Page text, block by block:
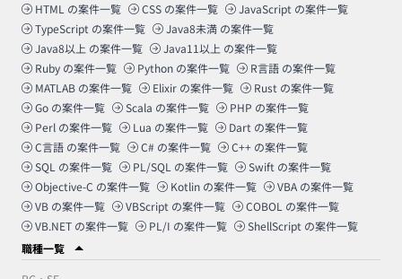
HTML の案件一覧 CSS の案件一覧 JavaScript の案件一覧
TypeScript の案件一覧 Java8未満 の案件一覧
Java8以上 の案件一覧 Java11以上 の案件一覧
Ruby の案件一覧 Python の案件一覧 R言語 の案件一覧
MATLAB の案件一覧 Elixir の案件一覧 Rust の案件一覧
Go の案件一覧 Scala の案件一覧 PHP の案件一覧
Perl の案件一覧 Lua の案件一覧 Dart の案件一覧
C言語 の案件一覧 C# の案件一覧 C++ の案件一覧
SQL の案件一覧 PL/SQL の案件一覧 Swift の案件一覧
Objective-C の案件一覧 Kotlin の案件一覧 VBA の案件一覧
VB の案件一覧 VBScript の案件一覧 COBOL の案件一覧
VB.NET の案件一覧 PL/I の案件一覧 ShellScript の案件一覧
職種一覧